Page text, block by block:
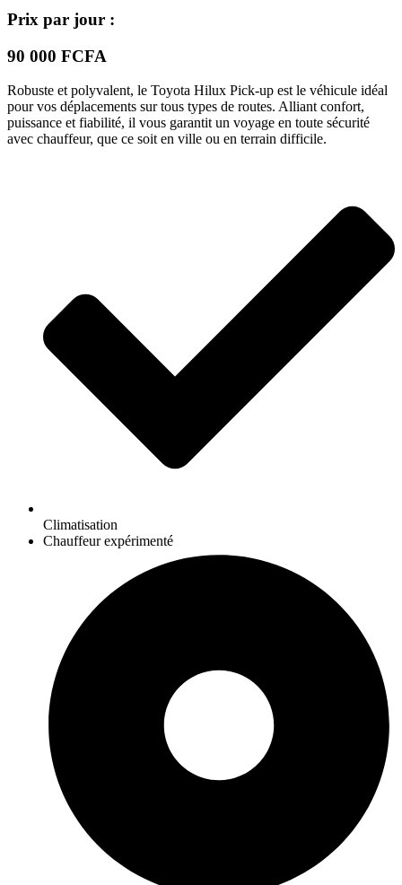
Prix par jour :
90 000 FCFA
Robuste et polyvalent, le Toyota Hilux Pick-up est le véhicule idéal
pour vos déplacements sur tous types de routes. Alliant confort,
puissance et fiabilité, il vous garantit un voyage en toute sécurité
avec chauffeur, que ce soit en ville ou en terrain difficile.
Climatisation
Chauffeur expérimenté